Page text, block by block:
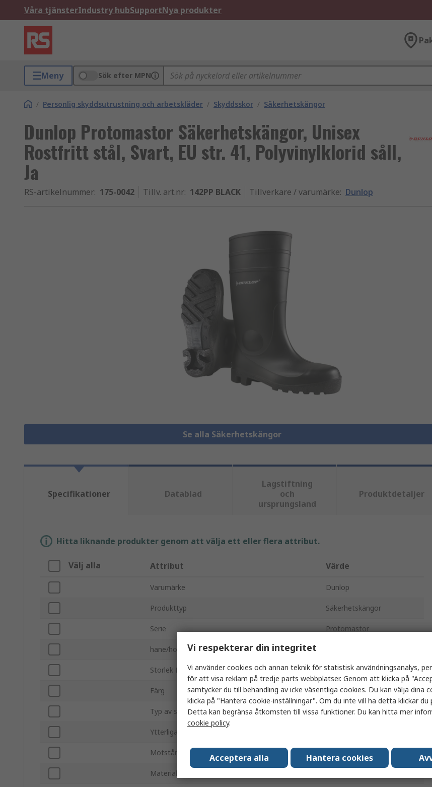
Våra tjänsterIndustry hubSupportNya produkter
Meny Sök efter MPN
/ Personlig skyddsutrustning och arbetskläder / Skyddsskor / Säkerhetskängor
Dunlop Protomastor Säkerhetskängor, Unisex
Rostfritt stål, Svart, EU str. 41, Polyvinylklorid såll,
Ja
RS-artikelnummer: 175-0042 Tillv. art.nr: 142PP BLACK Tillverkare / varumärke: Dunlop
Se alla Säkerhetskängor
Specifikationer Datablad
Lagstiftning
och
ursprungsland
Produktdetaljer
Hitta liknande produkter genom att välja ett eller flera attribut.
Välj alla Attribut Värde
Varumärke Dunlop
Produkttyp Säkerhetskängor
Serie Protomastor
hane/hona
Storlek EU 41
Färg Svart
Typ av säkerhetståhätta Rostfritt stål
Ytterligare säkerhetsfunktioner
Motståndsegenskaper Oljeresistent
Material mellansula
Vi respekterar din integritet
Vi använder cookies och annan teknik för statistisk användningsanalys,
för att visa reklam på tredje parts webbplatser. Genom att klicka på
samtycker du till behandling av icke väsentliga cookies. Du kan välja dina
klicka på "Hantera cookie-inställningar". Om du inte vill ha detta klickar du
Detta kan begränsa åtkomsten till vissa funktioner. Du kan hitta mer
cookie policy.
Acceptera alla Hantera cookies